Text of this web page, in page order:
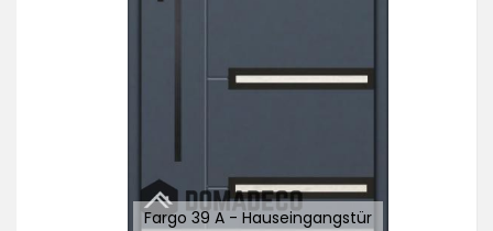
Fargo 39 A - Hauseingangstür